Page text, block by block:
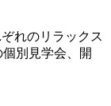
れのリラックス
別見学会、開